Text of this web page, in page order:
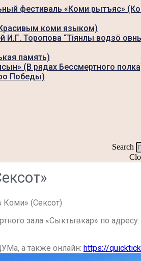
фестиваль «Коми рытъяс»
коми языком)
И.Г. Торопова “Тiянлы водзö
память)
(В рядах Бессмертного
Победы)
Search
Коми» (Сексот)
зала «Сыктывкар» по
а также онлайн: https://